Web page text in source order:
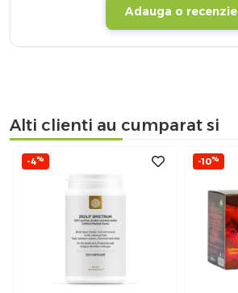
Adauga o recenzie
Alti clienti au cumparat si
-4% -10%